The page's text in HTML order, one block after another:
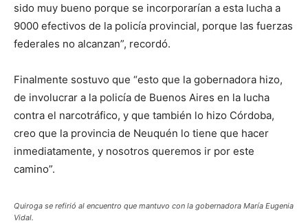
sido muy bueno porque se incorporarían a esta lucha a
9000 efectivos de la policía provincial, porque las fuerzas
federales no alcanzan”, recordó.
Finalmente sostuvo que “esto que la gobernadora hizo,
de involucrar a la policía de Buenos Aires en la lucha
contra el narcotráfico, y que también lo hizo Córdoba,
creo que la provincia de Neuquén lo tiene que hacer
inmediatamente, y nosotros queremos ir por este
camino”.
Quiroga se refirió al encuentro que mantuvo con la gobernadora María Eugenia
Vidal.